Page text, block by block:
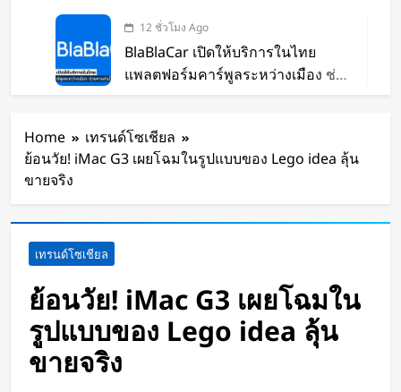
12 ชั่วโมง Ago
BlaBlaCar เปิดให้บริการในไทย
แพลตฟอร์มคาร์พูลระหว่างเมือง ช่วย
กวาดรายได้มากขึ้น 6 เท่า
15 ชั่วโมง Ago
เข้าแอป เปลี่ยนแฟนคลับให้เป็นผู้
Stella Juva รถพยาบาลพลังงานแสง
อาทิตย์คันแรกของโลก วิ่งไกลกว่า
700 กม.
1 วัน Ago
เปิดตัว CMF Clip Pro หูฟังคลิปหนีบหู
Home
เทรนด์โซเชียล
ย้อนวัย! iMac G3 เผยโฉมในรูปแบบของ Lego idea ลุ้น
ขายจริง
เทรนด์โซเชียล
ย้อนวัย! iMac G3 เผยโฉมใน
รูปแบบของ Lego idea ลุ้น
ขายจริง